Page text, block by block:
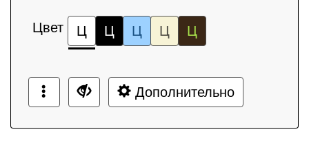
Цвет Ц Ц Ц Ц Ц
Дополнительно